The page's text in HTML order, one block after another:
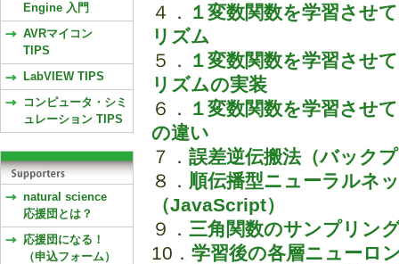
４．
１変数関数を学習させ
リズム
５．
１変数関数を学習させ
リズムの実装
６．
１変数関数を学習させ
の違い
７． 誤差逆伝搬法（バック
８． 順伝播型ニューラルネ
（JavaScript）
９． 三角関数のサンプリン
10． 学習後の各層ニューロ
Engine 入門
AVRマイコン
TIPS
LabVIEW TIPS
コンピュータ・シミ
ュレーション TIPS
natural science
応援団とは？
応援団になる！
（申込フォーム）